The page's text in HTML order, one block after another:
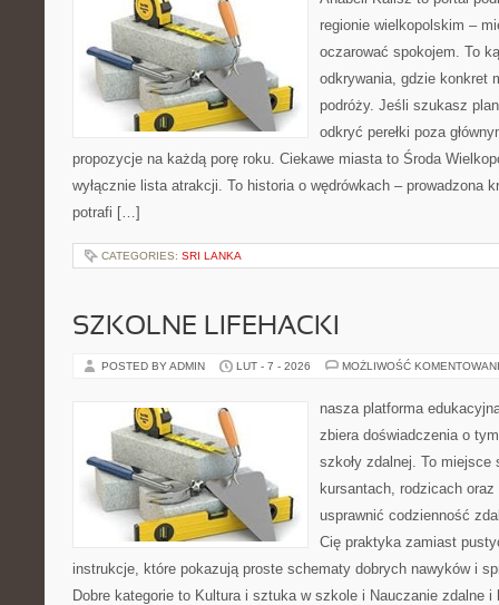
regionie wielkopolskim –
oczarować spokojem. To
odkrywania, gdzie konkret
podróży. Jeśli szukasz
odkryć perełki poza
propozycje na każdą porę roku. Ciekawe miasta to Środa
wyłącznie lista atrakcji. To historia o wędrówkach – prowadzona
potrafi […]
CATEGORIES: SRI LANKA
SZKOLNE LIFEHACKI
POSTED BY ADMIN LUT - 7 - 2026 MOŻLIWOŚĆ
nasza platforma
zbiera doświadczenia o
szkoły zdalnej. To
kursantach, rodzicach
usprawnić codzienność
Cię praktyka zamiast
instrukcje, które pokazują proste schematy dobrych nawyków i
Dobre kategorie to Kultura i sztuka w szkole i Nauczanie zdalne